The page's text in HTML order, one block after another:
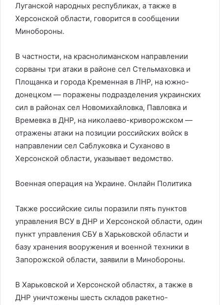
Луганской народных республиках, а также в
Херсонской области, говорится в сообщении
Минобороны.
В частности, на краснолиманском направлении
сорваны три атаки в районе сел Стельмаховка и
Площанка и города Кременная в ЛНР, на южно-
донецком — поражены подразделения украинских
сил в районах сел Новомихайловка, Павловка и
Времевка в ДНР, на николаево-криворожском —
отражены атаки на позиции российских войск в
направлении сел Саблуковка и Суханово в
Херсонской области, указывает ведомство.
Военная операция на Украине. Онлайн Политика
Также российские силы поразили пять пунктов
управления ВСУ в ДНР и Херсонской области, один
пункт управления СБУ в Харьковской области и
базу хранения вооружения и военной техники в
Запорожской области, заявили в Минобороны.
В Харьковской и Херсонской областях, а также в
ДНР уничтожены шесть складов ракетно-